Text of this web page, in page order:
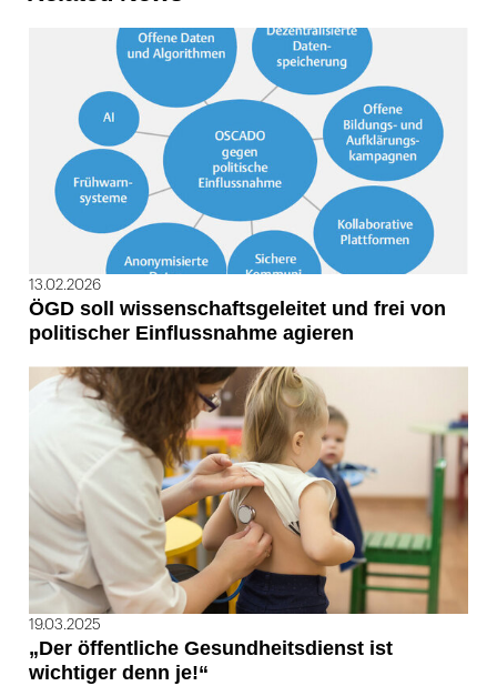
13.02.2026
ÖGD soll wissenschaftsgeleitet und frei von
politischer Einflussnahme agieren
19.03.2025
„Der öffentliche Gesundheitsdienst ist
wichtiger denn je!“